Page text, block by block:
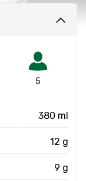
5
380 ml
12 g
9 g